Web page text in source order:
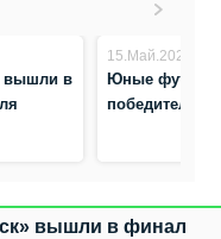
вышли в
15.Май.2026
Юные
победители
вышли в финал